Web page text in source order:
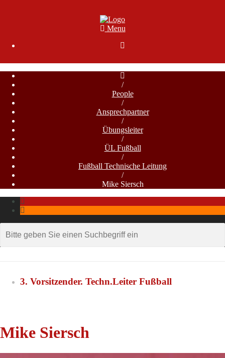
Menu

/
People
/
Ansprechpartner
/
Übungsleiter
/
ÜL Fußball
/
Fußball Technische Leitung
/
Mike Siersch
3. Vorsitzender. Techn.Leiter Fußball
Mike Siersch